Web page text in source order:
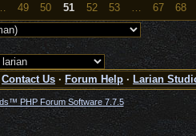
49 50 51 52 53 … 67 68
Contact Us · Forum Help · Larian
PHP Forum Software 7.7.5